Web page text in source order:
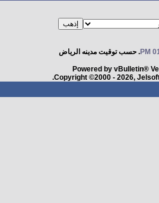
. حسب توقيت مدينه الرياض
Powered by vBulletin®
Copyright ©2000 - 2026,